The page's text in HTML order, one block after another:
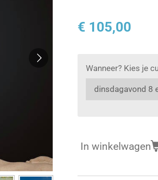
€ 105,00
Wanneer? Kies je
In winkelwagen